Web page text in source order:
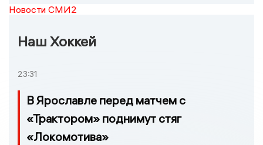
Новости СМИ2
Наш Хоккей
23:31
В Ярославле перед матчем с
«Трактором» поднимут стяг
«Локомотива»